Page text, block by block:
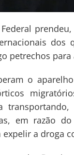
petrechos
o
em razão
a droga